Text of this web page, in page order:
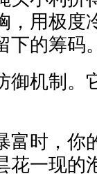
，用极度
下的筹码
御机制。
富时，你
花一现的